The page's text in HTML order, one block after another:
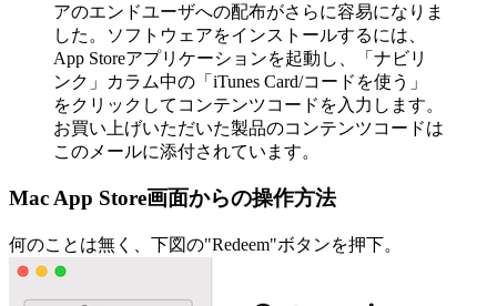
アのエンドユーザへの配布がさらに容易になりま
した。ソフトウェアをインストールするには、
App Storeアプリケーションを起動し、「ナビリ
ンク」カラム中の「iTunes Card/コードを使う」
をクリックしてコンテンツコードを入力します。
お買い上げいただいた製品のコンテンツコードは
このメールに添付されています。
Mac App Store画面からの操作方法
何のことは無く、下図の"Redeem"ボタンを押下。